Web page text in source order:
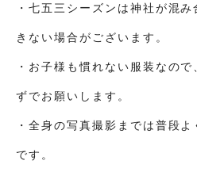
・七五三シーズンは神社が混
きない場合がございます。
・お子様も慣れない服装なの
ずでお願いします。
・全身の写真撮影までは普段
です。